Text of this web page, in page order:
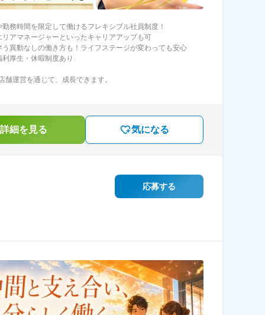
務時間を限定して働けるフレキシブル社員制度！
アマネージャーといったキャリアアップも可
う異動なしの働き方も！ライフステージが変わっても安心
厚生・休暇制度あり
舗運営を通じて、成長できます。
細を見る 気になる
応募する